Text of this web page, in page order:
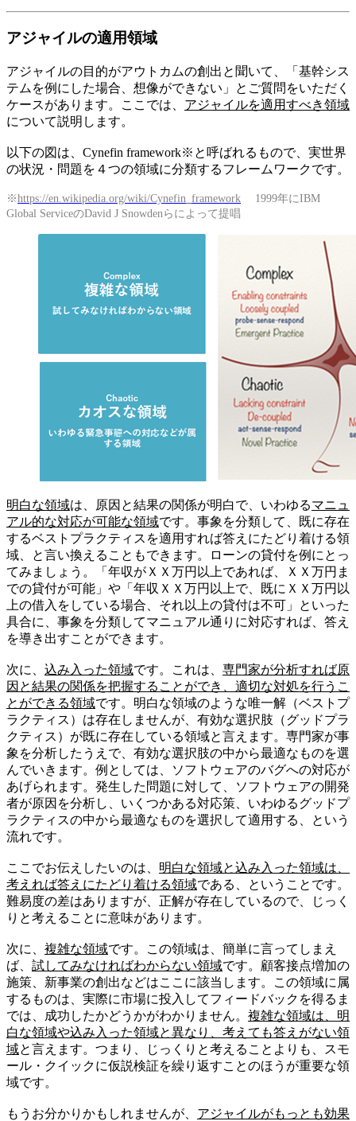
アジャイルの適用領域
アジャイルの目的がアウトカムの創出と聞いて、「基幹シス
テムを例にした場合、想像ができない」とご質問をいただく
ケースがあります。ここでは、 アジャイルを適用すべき領域
について説明します。
以下の図は、Cynefin framework※と呼ばれるもので、実世界
の状況・問題を４つの領域に分類するフレームワークです。
※https://en.wikipedia.org/wiki/Cynefin_framework 1999年にIBM
Global ServiceのDavid J Snowdenらによって提唱
明白な領域は、原因と結果の関係が明白で、いわゆるマニュ
アル的な対応が可能な領域です。事象を分類して、既に存在
するベストプラクティスを適用すれば答えにたどり着ける領
域、と言い換えることもできます。ローンの貸付を例にとっ
てみましょう。「年収がＸＸ万円以上であれば、ＸＸ万円ま
での貸付が可能」や「年収ＸＸ万円以上で、既にＸＸ万円以
上の借入をしている場合、それ以上の貸付は不可」といった
具合に、事象を分類してマニュアル通りに対応すれば、答え
を導き出すことができます。
次に、 込み入った領域です。これは、 専門家が分析すれば原
因と結果の関係を把握することができ、適切な対処を行うこ
とができる領域です。明白な領域のような唯一解（ベストプ
ラクティス）は存在しませんが、有効な選択肢（グッドプラ
クティス）が既に存在している領域と言えます。専門家が事
象を分析したうえで、有効な選択肢の中から最適なものを選
んでいきます。例としては、ソフトウェアのバグへの対応が
あげられます。発生した問題に対して、ソフトウェアの開発
者が原因を分析し、いくつかある対応策、いわゆるグッドプ
ラクティスの中から最適なものを選択して適用する、という
流れです。
ここでお伝えしたいのは、 明白な領域と込み入った領域は、
考えれば答えにたどり着ける領域である、ということです。
難易度の差はありますが、正解が存在しているので、じっく
りと考えることに意味があります。
次に、 複雑な領域です。この領域は、簡単に言ってしまえ
ば、 試してみなければわからない領域です。顧客接点増加の
施策、新事業の創出などはここに該当します。この領域に属
するものは、実際に市場に投入してフィードバックを得るま
では、成功したかどうかがわかりません。 複雑な領域は、明
白な領域や込み入った領域と異なり、考えても答えがない領
域と言えます。つまり、じっくりと考えることよりも、スモ
ール・クイックに仮説検証を繰り返すことのほうが重要な領
域です。
もうお分かりかもしれませんが、 アジャイルがもっとも効果